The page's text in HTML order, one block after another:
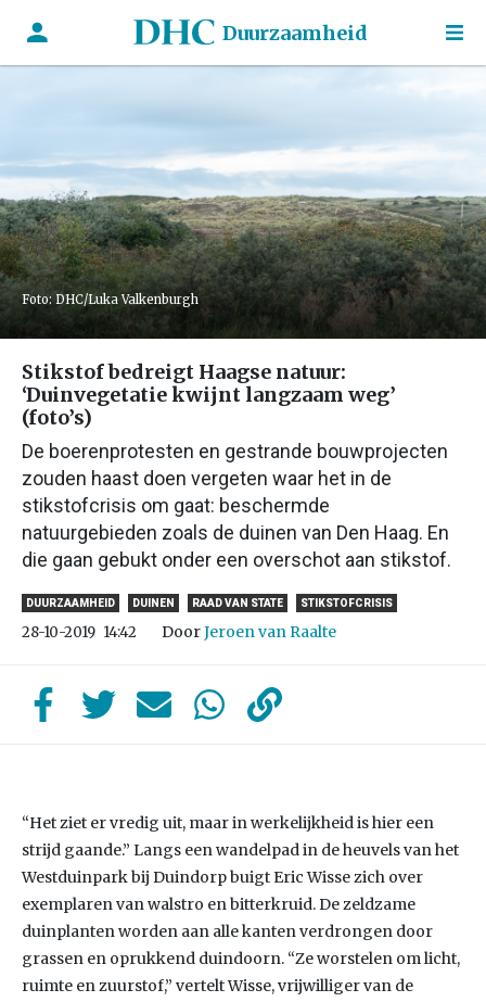
Duurzaamheid
Foto: DHC/Luka Valkenburgh
Stikstof bedreigt Haagse natuur:
‘Duinvegetatie kwijnt langzaam weg’
(foto’s)
De boerenprotesten en gestrande bouwprojecten
zouden haast doen vergeten waar het in de
stikstofcrisis om gaat: beschermde
natuurgebieden zoals de duinen van Den Haag. En
die gaan gebukt onder een overschot aan stikstof.
DUURZAAMHEID DUINEN RAAD VAN STATE STIKSTOFCRISIS
28-10-2019 14:42 DoorJeroen van Raalte
“Het ziet er vredig uit, maar in werkelijkheid is hier een
strijd gaande.” Langs een wandelpad in de heuvels van het
Westduinpark bij Duindorp buigt Eric Wisse zich over
exemplaren van walstro en bitterkruid. De zeldzame
duinplanten worden aan alle kanten verdrongen door
grassen en oprukkend duindoorn. “Ze worstelen om licht,
ruimte en zuurstof,” vertelt Wisse, vrijwilliger van de